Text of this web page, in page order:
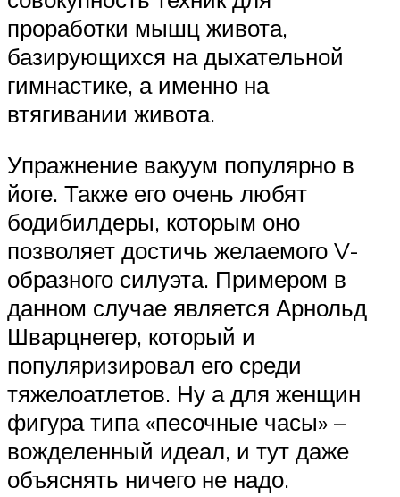
проработки мышц живота,
базирующихся на дыхательной
гимнастике, а именно на
втягивании живота.
Упражнение вакуум популярно в
йоге. Также его очень любят
бодибилдеры, которым оно
позволяет достичь желаемого V-
образного силуэта. Примером в
данном случае является Арнольд
Шварцнегер, который и
популяризировал его среди
тяжелоатлетов. Ну а для женщин
фигура типа «песочные часы» –
вожделенный идеал, и тут даже
объяснять ничего не надо.